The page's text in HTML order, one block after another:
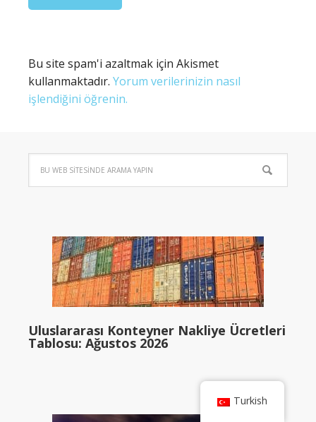
Bu site spam'i azaltmak için Akismet
kullanmaktadır. Yorum verilerinizin nasıl
işlendiğini öğrenin.
Uluslararası Konteyner Nakliye Ücretleri
Tablosu: Ağustos 2026
Turkish